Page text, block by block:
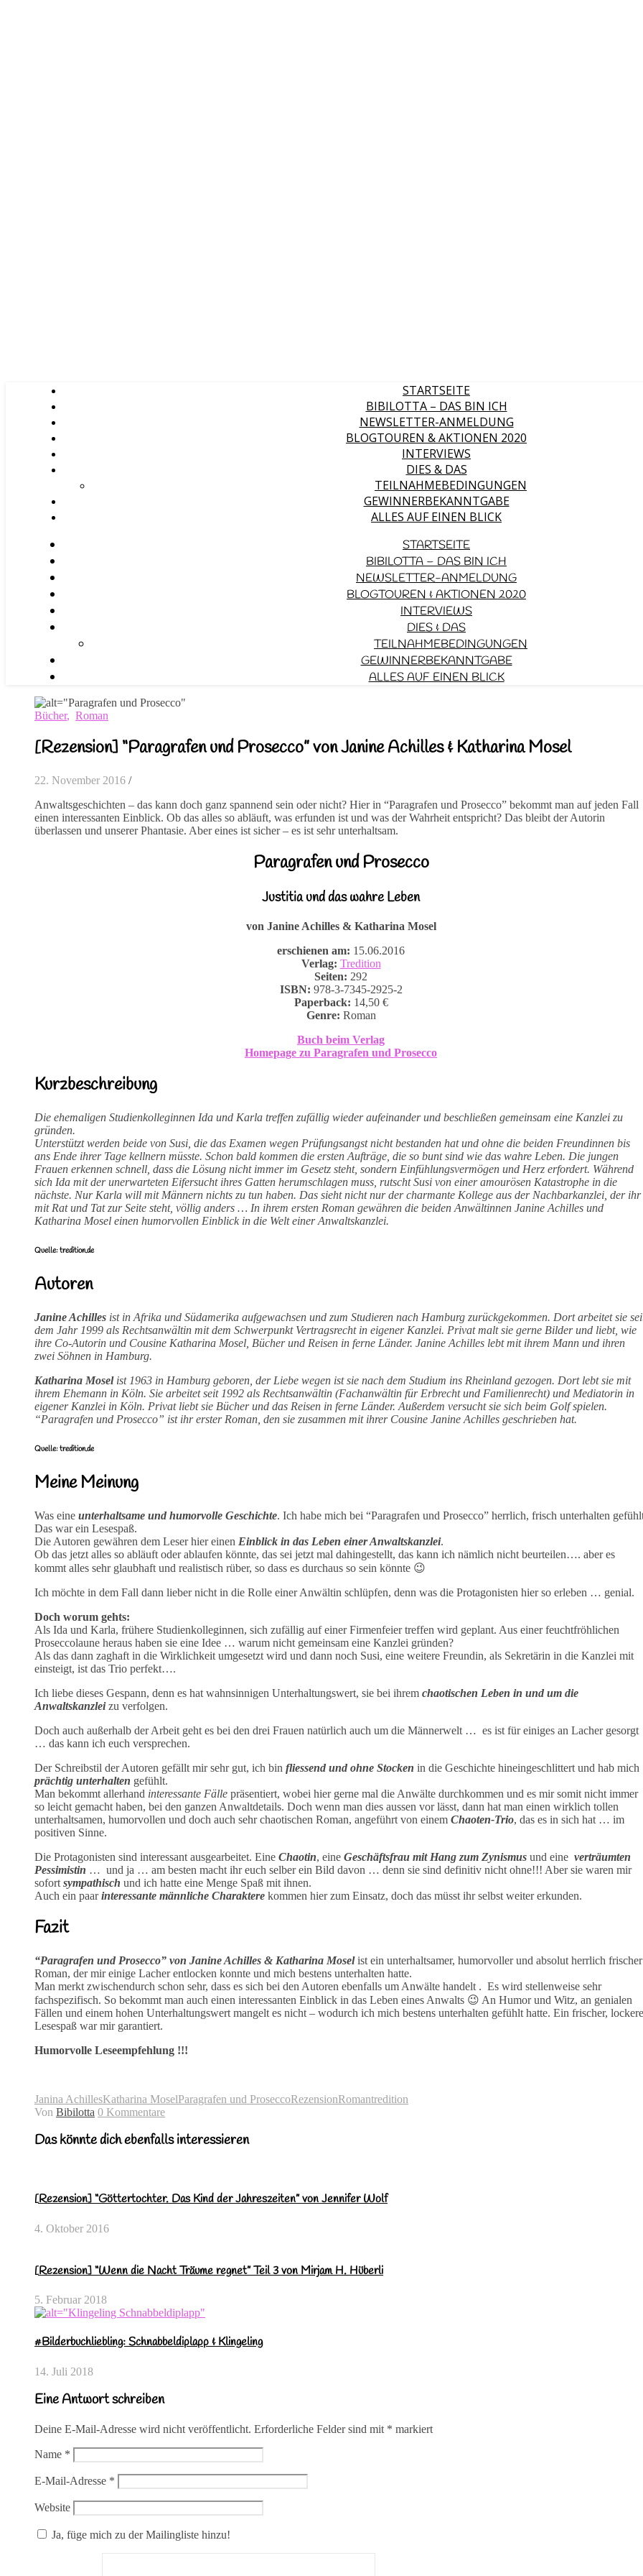
STARTSEITE
BIBILOTTA – DAS BIN ICH
NEWSLETTER-ANMELDUNG
BLOGTOUREN & AKTIONEN 2020
INTERVIEWS
DIES & DAS
TEILNAHMEBEDINGUNGEN
GEWINNERBEKANNTGABE
ALLES AUF EINEN BLICK
STARTSEITE
BIBILOTTA – DAS BIN ICH
NEWSLETTER-ANMELDUNG
BLOGTOUREN & AKTIONEN 2020
INTERVIEWS
DIES & DAS
TEILNAHMEBEDINGUNGEN
GEWINNERBEKANNTGABE
ALLES AUF EINEN BLICK
Bücher, Roman
[Rezension] “Paragrafen und Prosecco” von Janine Achilles & Katharina Mosel
22. November 2016 /
Anwaltsgeschichten – das kann doch ganz spannend sein oder nicht? Hier in “Paragrafen und Prosecco” bekommt man auf jeden Fall
einen interessanten Einblick. Ob das alles so abläuft, was erfunden ist und was der Wahrheit entspricht? Das bleibt der Autorin
überlassen und unserer Phantasie. Aber eines ist sicher – es ist sehr unterhaltsam.
Paragrafen und Prosecco
Justitia und das wahre Leben
von Janine Achilles & Katharina Mosel
erschienen am: 15.06.2016
Verlag: Tredition
Seiten: 292
ISBN: 978-3-7345-2925-2
Paperback: 14,50 €
Genre: Roman
Buch beim Verlag
Homepage zu Paragrafen und Prosecco
Kurzbeschreibung
Die ehemaligen Studienkolleginnen Ida und Karla treffen zufällig wieder aufeinander und beschließen gemeinsam eine Kanzlei zu
gründen.
Unterstützt werden beide von Susi, die das Examen wegen Prüfungsangst nicht bestanden hat und ohne die beiden Freundinnen bis
ans Ende ihrer Tage kellnern müsste. Schon bald kommen die ersten Aufträge, die so bunt sind wie das wahre Leben. Die jungen
Frauen erkennen schnell, dass die Lösung nicht immer im Gesetz steht, sondern Einfühlungsvermögen und Herz erfordert. Während
sich Ida mit der unerwarteten Eifersucht ihres Gatten herumschlagen muss, rutscht Susi von einer amourösen Katastrophe in die
nächste. Nur Karla will mit Männern nichts zu tun haben. Das sieht nicht nur der charmante Kollege aus der Nachbarkanzlei, der ihr
mit Rat und Tat zur Seite steht, völlig anders … In ihrem ersten Roman gewähren die beiden Anwältinnen Janine Achilles und
Katharina Mosel einen humorvollen Einblick in die Welt einer Anwaltskanzlei.
Quelle: tredition.de
Autoren
Janine Achilles ist in Afrika und Südamerika aufgewachsen und zum Studieren nach Hamburg zurückgekommen. Dort arbeitet sie
dem Jahr 1999 als Rechtsanwältin mit dem Schwerpunkt Vertragsrecht in eigener Kanzlei. Privat malt sie gerne Bilder und liebt, wie
ihre Co-Autorin und Cousine Katharina Mosel, Bücher und Reisen in ferne Länder. Janine Achilles lebt mit ihrem Mann und ihren
zwei Söhnen in Hamburg.
Katharina Moselist 1963 in Hamburg geboren, der Liebe wegen ist sie nach dem Studium ins Rheinland gezogen. Dort lebt sie mit
ihrem Ehemann in Köln. Sie arbeitet seit 1992 als Rechtsanwältin (Fachanwältin für Erbrecht und Familienrecht) und Mediatorin in
eigener Kanzlei in Köln. Privat liebt sie Bücher und das Reisen in ferne Länder. Außerdem versucht sie sich beim Golf spielen.
“Paragrafen und Prosecco” ist ihr erster Roman, den sie zusammen mit ihrer Cousine Janine Achilles geschrieben hat.
Quelle: tredition.de
Meine Meinung
Was eine unterhaltsame und humorvolle Geschichte. Ich habe mich bei “Paragrafen und Prosecco” herrlich, frisch unterhalten
Das war ein Lesespaß.
Die Autoren gewähren dem Leser hier einen Einblick in das Leben einer Anwaltskanzlei.
Ob das jetzt alles so abläuft oder ablaufen könnte, das sei jetzt mal dahingestellt, das kann ich nämlich nicht beurteilen…. aber es
kommt alles sehr glaubhaft und realistisch rüber, so dass es durchaus so sein könnte 😉
Ich möchte in dem Fall dann lieber nicht in die Rolle einer Anwältin schlüpfen, denn was die Protagonisten hier so erleben … genial.
Doch worum gehts:
Als Ida und Karla, frühere Studienkolleginnen, sich zufällig auf einer Firmenfeier treffen wird geplant. Aus einer feuchtfröhlichen
Proseccolaune heraus haben sie eine Idee … warum nicht gemeinsam eine Kanzlei gründen?
Als das dann zaghaft in die Wirklichkeit umgesetzt wird und dann noch Susi, eine weitere Freundin, als Sekretärin in die Kanzlei mit
einsteigt, ist das Trio perfekt….
Ich liebe dieses Gespann, denn es hat wahnsinnigen Unterhaltungswert, sie bei ihrem chaotischen Leben in und um die
Anwaltskanzleizu verfolgen.
Doch auch außerhalb der Arbeit geht es bei den drei Frauen natürlich auch um die Männerwelt … es ist für einiges an Lacher gesorgt
… das kann ich euch versprechen.
Der Schreibstil der Autoren gefällt mir sehr gut, ich bin fliessend und ohne Stocken in die Geschichte hineingeschlittert und hab mich
prächtig unterhalten gefühlt.
Man bekommt allerhand interessante Fälle präsentiert, wobei hier gerne mal die Anwälte durchkommen und es mir somit nicht immer
so leicht gemacht haben, bei den ganzen Anwaltdetails. Doch wenn man dies aussen vor lässt, dann hat man einen wirklich tollen
unterhaltsamen, humorvollen und doch auch sehr chaotischen Roman, angeführt von einem Chaoten-Trio, das es in sich hat … im
positiven Sinne.
Die Protagonisten sind interessant ausgearbeitet. Eine Chaotin, eine Geschäftsfrau mit Hang zum Zynismus und eine verträumten
Pessimistin … und ja … am besten macht ihr euch selber ein Bild davon … denn sie sind definitiv nicht ohne!!! Aber sie waren mir
sofort sympathisch und ich hatte eine Menge Spaß mit ihnen.
Auch ein paarinteressante männliche Charaktere kommen hier zum Einsatz, doch das müsst ihr selbst weiter erkunden.
Fazit
“Paragrafen und Prosecco” von Janine Achilles & Katharina Moselist ein unterhaltsamer, humorvoller und absolut herrlich frischer
Roman, der mir einige Lacher entlocken konnte und mich bestens unterhalten hatte.
Man merkt zwischendurch schon sehr, dass es sich bei den Autoren ebenfalls um Anwälte handelt . Es wird stellenweise sehr
fachspezifisch. So bekommt man auch einen interessanten Einblick in das Leben eines Anwalts 😉 An Humor und Witz, an genialen
Fällen und einem hohen Unterhaltungswert mangelt es nicht – wodurch ich mich bestens unterhalten gefühlt hatte. Ein frischer,
Lesespaß war mir garantiert.
Humorvolle Leseempfehlung !!!
Janina AchillesKatharina MoselParagrafen und ProseccoRezensionRomantredition
Von Bibilotta 0 Kommentare
Das könnte dich ebenfalls interessieren
[Rezension] “Göttertochter. Das Kind der Jahreszeiten” von Jennifer Wolf
4. Oktober 2016
[Rezension] “Wenn die Nacht Träume regnet” Teil 3 von Mirjam H. Hüberli
5. Februar 2018
#Bilderbuchliebling: Schnabbeldiplapp & Klingeling
14. Juli 2018
Eine Antwort schreiben
Deine E-Mail-Adresse wird nicht veröffentlicht. Erforderliche Felder sind mit * markiert
Name *
E-Mail-Adresse *
Website
Ja, füge mich zu der Mailingliste hinzu!